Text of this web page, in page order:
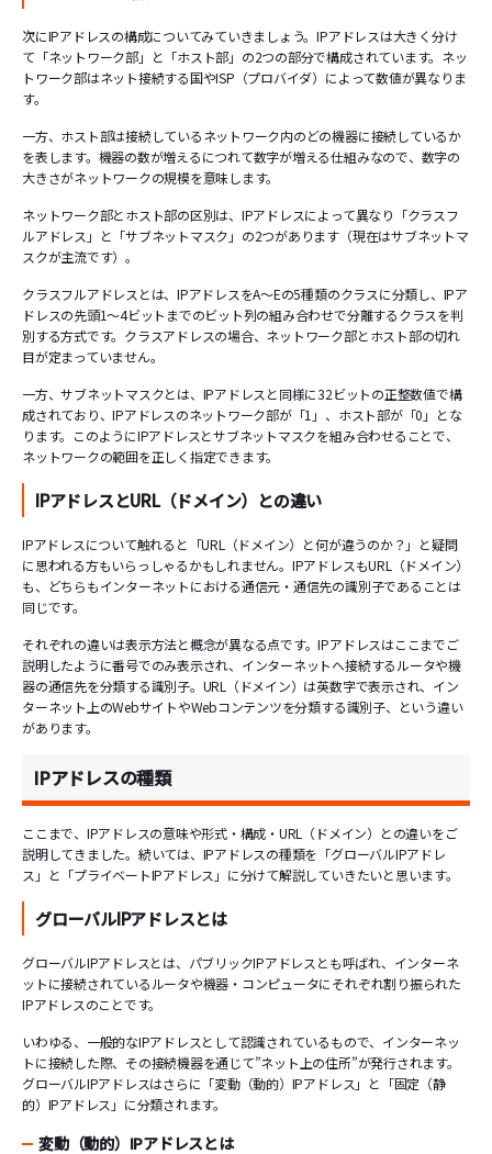
次にIPアドレスの構成についてみていきましょう。IPアドレスは大きく分け
て「ネットワーク部」と「ホスト部」の2つの部分で構成されています。ネッ
トワーク部はネット接続する国やISP（プロバイダ）によって数値が異なりま
す。
一方、ホスト部は接続しているネットワーク内のどの機器に接続しているか
を表します。機器の数が増えるにつれて数字が増える仕組みなので、数字の
大きさがネットワークの規模を意味します。
ネットワーク部とホスト部の区別は、IPアドレスによって異なり「クラスフ
ルアドレス」と「サブネットマスク」の2つがあります（現在はサブネットマ
スクが主流です）。
クラスフルアドレスとは、IPアドレスをA〜Eの5種類のクラスに分類し、IPア
ドレスの先頭1〜4ビットまでのビット列の組み合わせで分離するクラスを判
別する方式です。クラスアドレスの場合、ネットワーク部とホスト部の切れ
目が定まっていません。
一方、サブネットマスクとは、IPアドレスと同様に32ビットの正整数値で構
成されており、IPアドレスのネットワーク部が「1」、ホスト部が「0」とな
ります。このようにIPアドレスとサブネットマスクを組み合わせることで、
ネットワークの範囲を正しく指定できます。
IPアドレスとURL（ドメイン）との違い
IPアドレスについて触れると「URL（ドメイン）と何が違うのか？」と疑問
に思われる方もいらっしゃるかもしれません。IPアドレスもURL（ドメイン）
も、どちらもインターネットにおける通信元・通信先の識別子であることは
同じです。
それぞれの違いは表示方法と概念が異なる点です。IPアドレスはここまでご
説明したように番号でのみ表示され、インターネットへ接続するルータや機
器の通信先を分類する識別子。URL（ドメイン）は英数字で表示され、イン
ターネット上のWebサイトやWebコンテンツを分類する識別子、という違い
があります。
IPアドレスの種類
ここまで、IPアドレスの意味や形式・構成・URL（ドメイン）との違いをご
説明してきました。続いては、IPアドレスの種類を「グローバルIPアドレ
ス」と「プライベートIPアドレス」に分けて解説していきたいと思います。
グローバルIPアドレスとは
グローバルIPアドレスとは、パブリックIPアドレスとも呼ばれ、インターネ
ットに接続されているルータや機器・コンピュータにそれぞれ割り振られた
IPアドレスのことです。
いわゆる、一般的なIPアドレスとして認識されているもので、インターネッ
トに接続した際、その接続機器を通じて”ネット上の住所”が発行されます。
グローバルIPアドレスはさらに「変動（動的）IPアドレス」と「固定（静
的）IPアドレス」に分類されます。
変動（動的）IPアドレスとは